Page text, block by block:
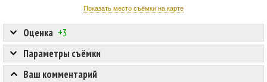
Показать место съёмки на карте
Оценка +3
Параметры съёмки
Ваш комментарий